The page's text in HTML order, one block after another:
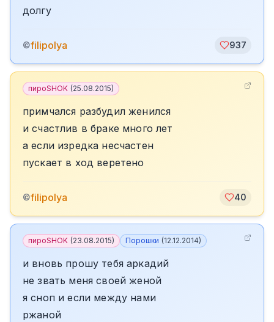
долгу
©filipolya 937
пироSHOK (25.08.2015)
примчался разбудил женился
и счастлив в браке много лет
а если изредка несчастен
пускает в ход веретено
©filipolya 40
пироSHOK (23.08.2015) Порошки (12.12.2014)
и вновь прошу тебя аркадий
не звать меня своей женой
я сноп и если между нами
ржаной